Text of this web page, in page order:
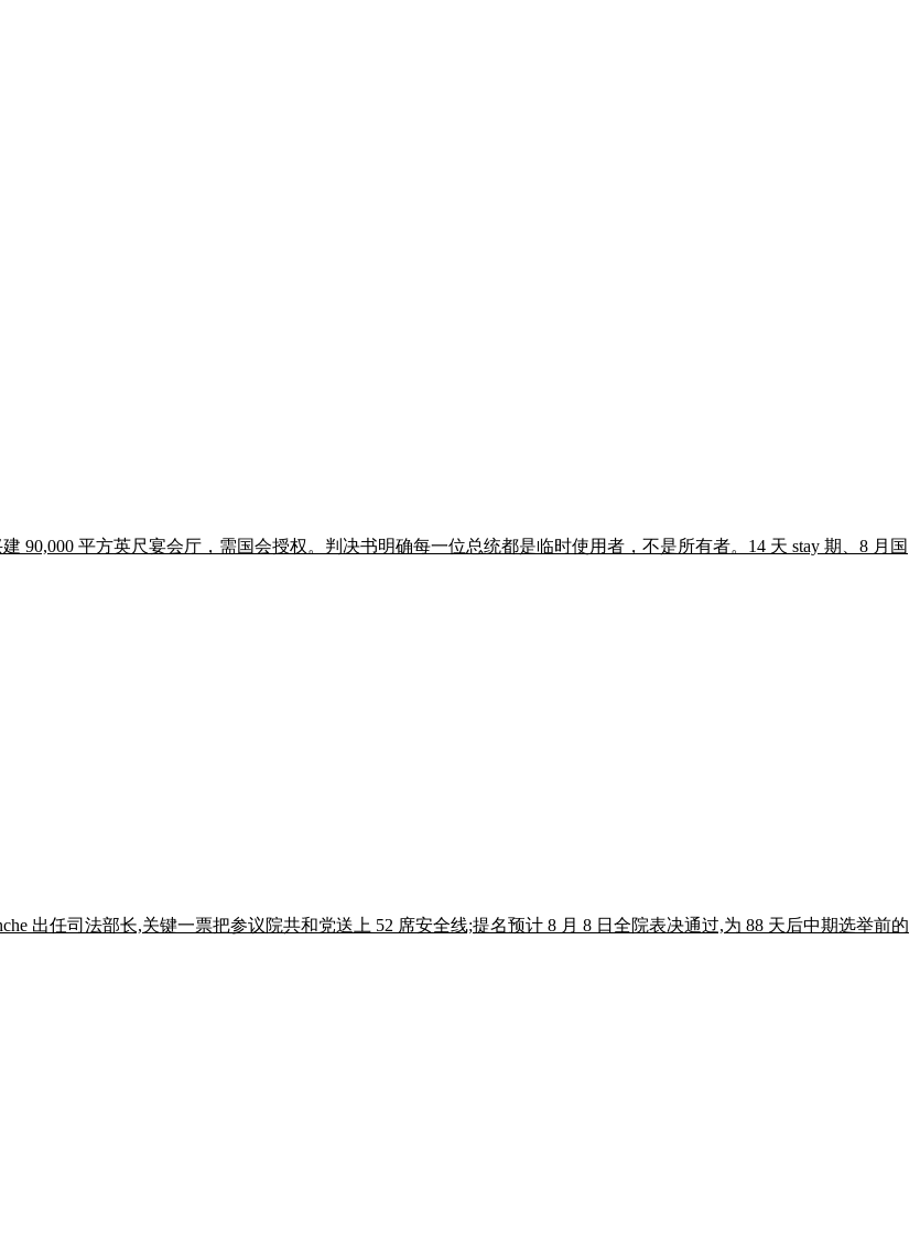
90,000 平方英尺宴会厅，需国会授权。判决书明确每一位总统都是临时使用者，不是所有者。14 天 stay 期、8 月国
出任司法部长,关键一票把参议院共和党送上 52 席安全线;提名预计 8 月 8 日全院表决通过,为 88 天后中期选举前的